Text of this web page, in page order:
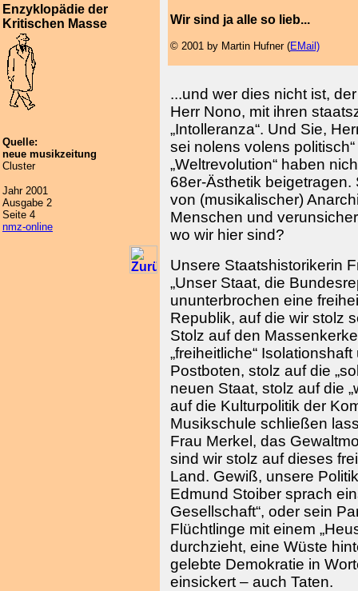
Enzyklopädie der
Kritischen Masse
Quelle:
neue musikzeitung
Cluster
Jahr 2001
Ausgabe 2
Seite 4
nmz-online
Wir sind ja alle so lieb...
© 2001 by Martin Hufner (EMail)
...und wer dies nicht ist,
Herr Nono, mit ihren
„Intolleranza“. Und Sie,
sei nolens volens
„Weltrevolution“ haben
68er-Ästhetik beigetragen.
von (musikalischer)
Menschen und
wo wir hier sind?
Unsere Staatshistorikerin
„Unser Staat, die
ununterbrochen eine
Republik, auf die wir stolz
Stolz auf den
„freiheitliche“
Postboten, stolz auf die
neuen Staat, stolz auf die
auf die Kulturpolitik der
Musikschule schließen
Frau Merkel, das
sind wir stolz auf dieses
Land. Gewiß, unsere
Edmund Stoiber sprach
Gesellschaft“, oder sein
Flüchtlinge mit einem
durchzieht, eine Wüste
gelebte Demokratie in
einsickert – auch Taten.